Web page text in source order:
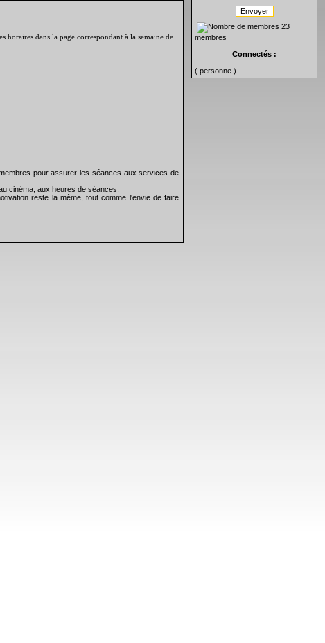
dans la page correspondant à la semaine de
pour assurer les séances aux services de
cinéma, aux heures de séances.
reste la même, tout comme l'envie de faire
Envoyer
23
membres
Connectés :
( personne )